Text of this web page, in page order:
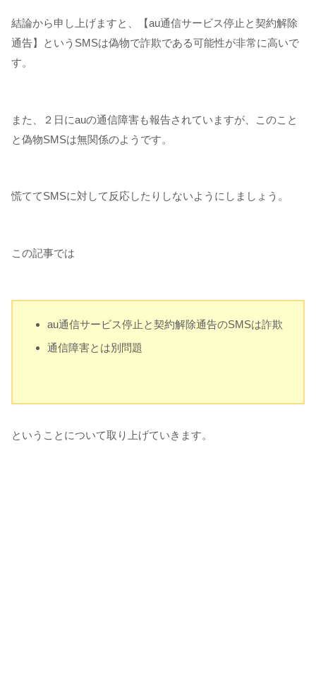
結論から申し上げますと、【au通信サービス停止と契約解除
通告】というSMSは偽物で詐欺である可能性が非常に高いで
す。
また、２日にauの通信障害も報告されていますが、このこと
と偽物SMSは無関係のようです。
慌ててSMSに対して反応したりしないようにしましょう。
この記事では
au通信サービス停止と契約解除通告のSMSは詐欺
通信障害とは別問題
ということについて取り上げていきます。